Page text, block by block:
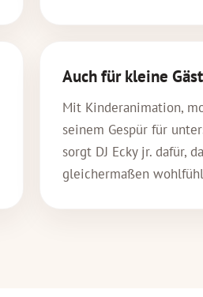
Auch für kleine
Mit Kinderanimation,
seinem Gespür für
sorgt DJ Ecky jr. dafür,
gleichermaßen